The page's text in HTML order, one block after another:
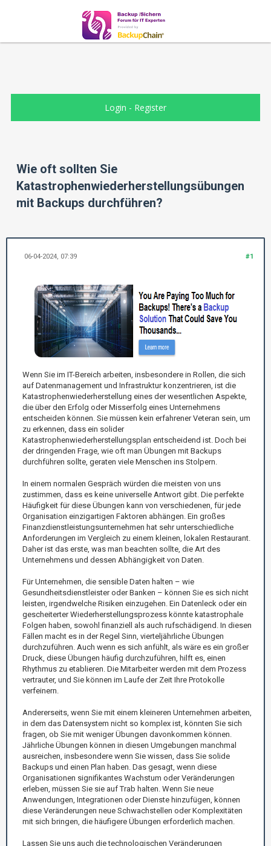
Login - Register
Wie oft sollten Sie
Katastrophenwiederherstellungsübungen
mit Backups durchführen?
#1
06-04-2024, 07:39
Wenn Sie im IT-Bereich arbeiten, insbesondere in Rollen, die sich
auf Datenmanagement und Infrastruktur konzentrieren, ist die
Katastrophenwiederherstellung eines der wesentlichen Aspekte,
die über den Erfolg oder Misserfolg eines Unternehmens
entscheiden können. Sie müssen kein erfahrener Veteran sein, um
zu erkennen, dass ein solider
Katastrophenwiederherstellungsplan entscheidend ist. Doch bei
der dringenden Frage, wie oft man Übungen mit Backups
durchführen sollte, geraten viele Menschen ins Stolpern.
In einem normalen Gespräch würden die meisten von uns
zustimmen, dass es keine universelle Antwort gibt. Die perfekte
Häufigkeit für diese Übungen kann von verschiedenen, für jede
Organisation einzigartigen Faktoren abhängen. Ein großes
Finanzdienstleistungsunternehmen hat sehr unterschiedliche
Anforderungen im Vergleich zu einem kleinen, lokalen Restaurant.
Daher ist das erste, was man beachten sollte, die Art des
Unternehmens und dessen Abhängigkeit von Daten.
Für Unternehmen, die sensible Daten halten – wie
Gesundheitsdienstleister oder Banken – können Sie es sich nicht
leisten, irgendwelche Risiken einzugehen. Ein Datenleck oder ein
gescheiterter Wiederherstellungsprozess könnte katastrophale
Folgen haben, sowohl finanziell als auch rufschädigend. In diesen
Fällen macht es in der Regel Sinn, vierteljährliche Übungen
durchzuführen. Auch wenn es sich anfühlt, als wäre es ein großer
Druck, diese Übungen häufig durchzuführen, hilft es, einen
Rhythmus zu etablieren. Die Mitarbeiter werden mit dem Prozess
vertrauter, und Sie können im Laufe der Zeit Ihre Protokolle
verfeinern.
Andererseits, wenn Sie mit einem kleineren Unternehmen arbeiten,
in dem das Datensystem nicht so komplex ist, könnten Sie sich
fragen, ob Sie mit weniger Übungen davonkommen können.
Jährliche Übungen können in diesen Umgebungen manchmal
ausreichen, insbesondere wenn Sie wissen, dass Sie solide
Backups und einen Plan haben. Das gesagt, wenn diese
Organisationen signifikantes Wachstum oder Veränderungen
erleben, müssen Sie sie auf Trab halten. Wenn Sie neue
Anwendungen, Integrationen oder Dienste hinzufügen, können
diese Veränderungen neue Schwachstellen oder Komplexitäten
mit sich bringen, die häufigere Übungen erforderlich machen.
Lassen Sie uns auch die technologischen Veränderungen